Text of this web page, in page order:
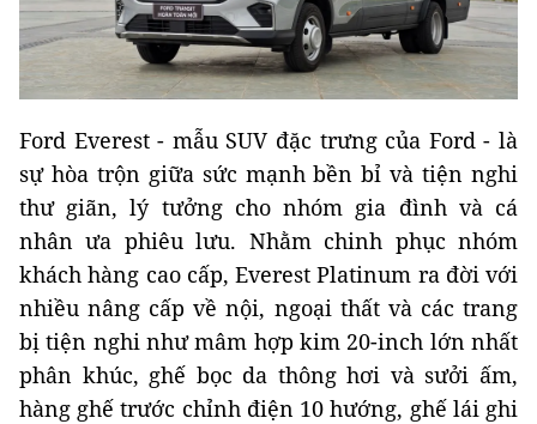
Ford Everest - mẫu SUV đặc trưng của Ford - là
sự hòa trộn giữa sức mạnh bền bỉ và tiện nghi
thư giãn, lý tưởng cho nhóm gia đình và cá
nhân ưa phiêu lưu. Nhằm chinh phục nhóm
khách hàng cao cấp, Everest Platinum ra đời với
nhiều nâng cấp về nội, ngoại thất và các trang
bị tiện nghi như mâm hợp kim 20-inch lớn nhất
phân khúc, ghế bọc da thông hơi và sưởi ấm,
hàng ghế trước chỉnh điện 10 hướng, ghế lái ghi